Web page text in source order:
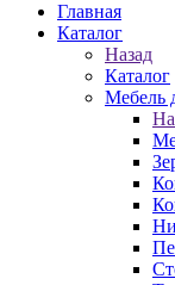
Главная
Каталог
Назад
Каталог
Мебель